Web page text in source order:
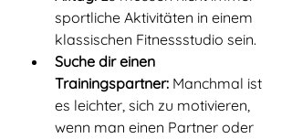
sportliche Aktivitäten in einem
klassischen Fitnessstudio sein.
Suche dir einen
Trainingspartner: Manchmal ist
es leichter, sich zu motivieren,
wenn man einen Partner oder